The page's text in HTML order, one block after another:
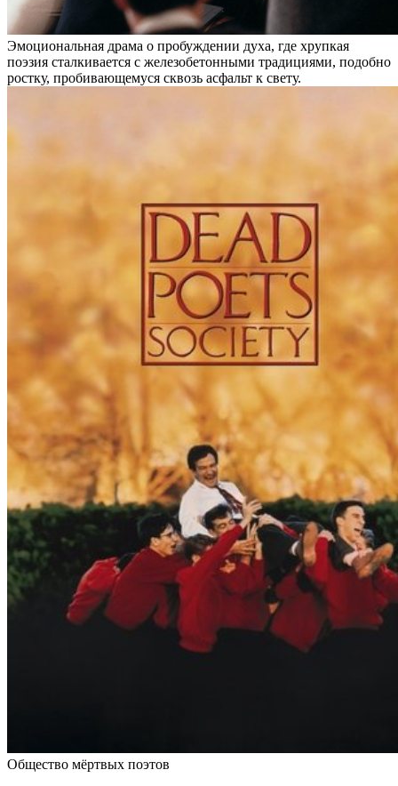
Эмоциональная драма о пробуждении духа, где хрупкая
поэзия сталкивается с железобетонными традициями, подобно
ростку, пробивающемуся сквозь асфальт к свету.
Общество мёртвых поэтов